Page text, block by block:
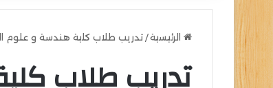
الرئيسية/ تدريب طلاب كلية هندسة و علوم